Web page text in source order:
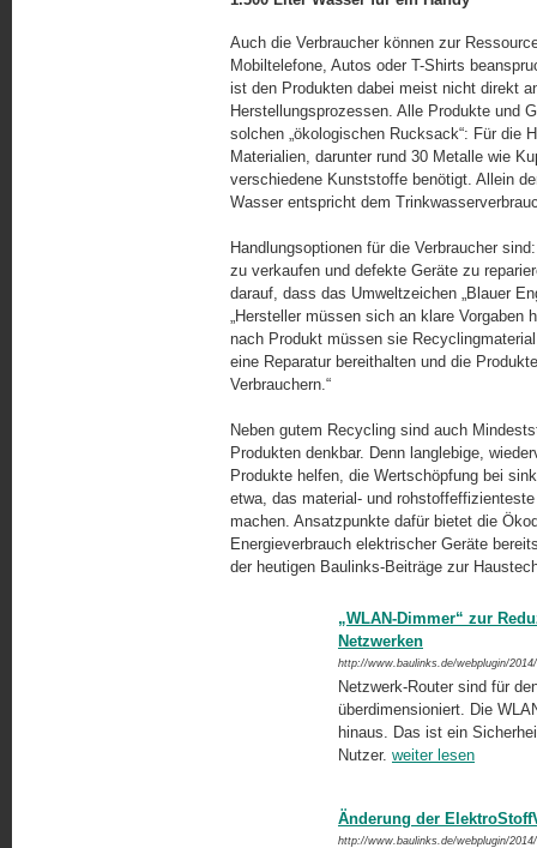
Auch die Verbraucher können zur
Mobiltelefone, Autos oder T-Shirts
ist den Produkten dabei meist nicht direkt
Herstellungsprozessen. Alle Produkte und
solchen „ökologischen Rucksack“: Für die
Materialien, darunter rund 30 Metalle wie
verschiedene Kunststoffe benötigt. Allein
Wasser entspricht dem
Handlungsoptionen für die Verbraucher
zu verkaufen und defekte Geräte zu
darauf, dass das Umweltzeichen „Blauer
„Hersteller müssen sich an klare Vorgaben
nach Produkt müssen sie
eine Reparatur bereit­hal­ten und die
Verbrauchern.“
Neben gutem Recycling sind auch
Produkten denkbar. Denn langlebige,
Produkte helfen, die Wertschöpfung bei
etwa, das material- und
machen. Ansatzpunkte dafür bietet die
Energieverbrauch elek­tri­scher Geräte
der heutigen Baulinks-Beiträge zur
„WLAN-Dimmer“ zur
Netzwerken
http://www.baulinks.de/webplugin/
Netzwerk-Router sind für
überdimensioniert. Die
hinaus. Das ist ein
Nutzer. weiter lesen
Änderung der
http://www.baulinks.de/webplugin/